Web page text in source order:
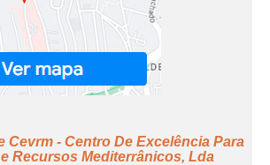
Cevrm - Centro De Excelência Para
Recursos Mediterrânicos, Lda